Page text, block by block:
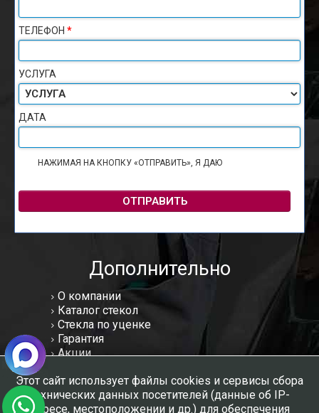
ТЕЛЕФОН *
УСЛУГА
ДАТА
НАЖИМАЯ НА КНОПКУ «ОТПРАВИТЬ», Я ДАЮ
ОТПРАВИТЬ
Дополнительно
О компании
Каталог стекол
Стекла по уценке
Гарантия
Акции
Отзывы
Вакансии
Контакты
Этот сайт использует файлы cookies и сервисы сбора
технических данных посетителей (данные об IP-
адресе, местоположении и др.) для обеспечения